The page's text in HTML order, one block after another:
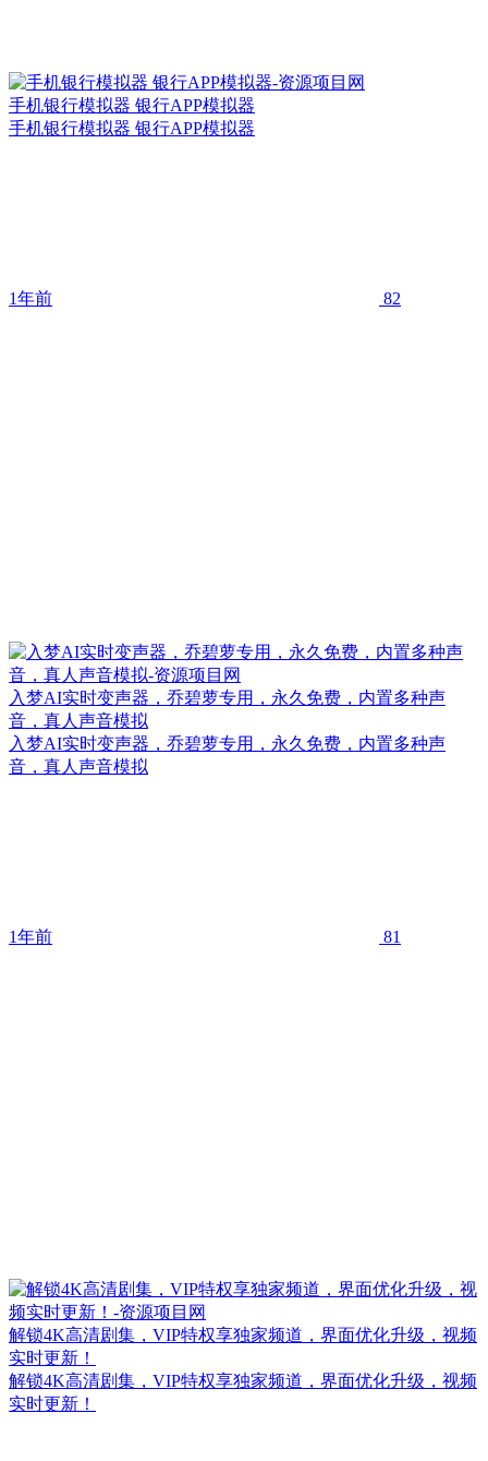
手机银行模拟器 银行APP模拟器
手机银行模拟器 银行APP模拟器
1年前 82
入梦AI实时变声器，乔碧萝专用，永久免费，内置多种声
音，真人声音模拟
入梦AI实时变声器，乔碧萝专用，永久免费，内置多种声
音，真人声音模拟
1年前 81
解锁4K高清剧集，VIP特权享独家频道，界面优化升级，视频
实时更新！
解锁4K高清剧集，VIP特权享独家频道，界面优化升级，视频
实时更新！